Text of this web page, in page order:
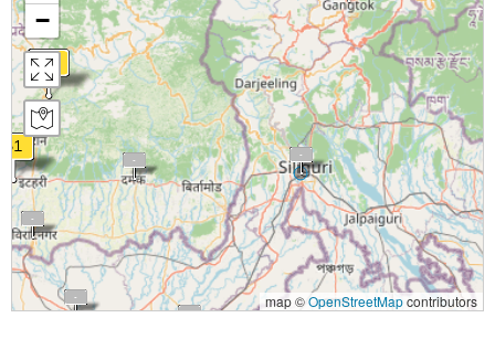
−
map ©OpenStreetMapcontributors